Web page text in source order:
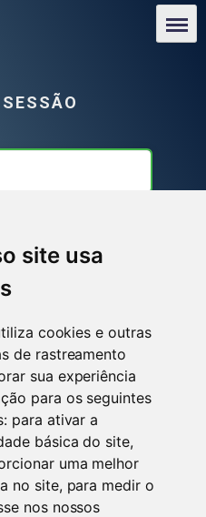
site usa
cookies e outras
de rastreamento
sua experiência
para os seguintes
para ativar a
básica do site,
uma melhor
no site, para medir o
nos nossos
o Facebook
o Google